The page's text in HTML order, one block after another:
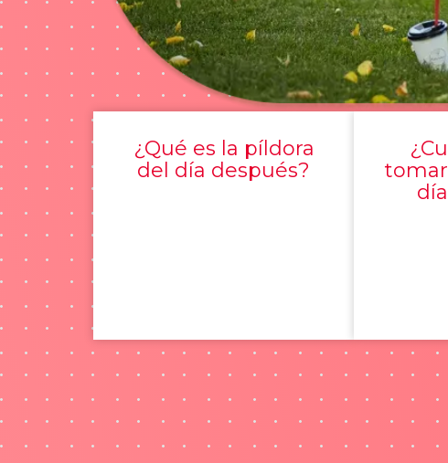
¿Qué es la píldora
del día después?